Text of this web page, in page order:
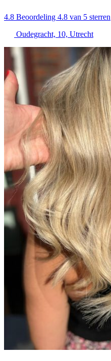
4.8 Beoordeling 4.8 van 5 sterren
Oudegracht, 10, Utrecht